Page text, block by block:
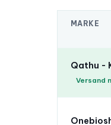
MARKE
Qathu -
Versand